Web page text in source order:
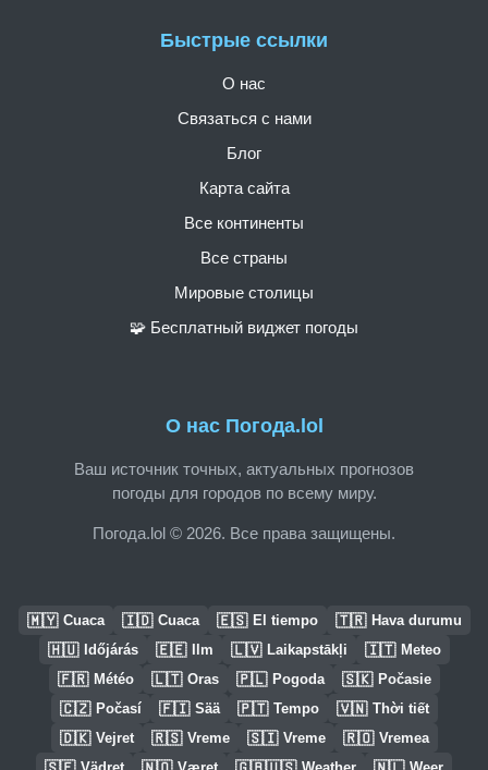
О нас Погода.lol
Ваш источник точных, актуальных прогнозов
погоды для городов по всему миру.
Погода.lol © 2026. Все права защищены.
Быстрые ссылки
О нас
Связаться с нами
Блог
Карта сайта
Все континенты
Все страны
Мировые столицы
🧩 Бесплатный виджет погоды
🇲🇾 Cuaca 🇮🇩 Cuaca 🇪🇸 El tiempo 🇹🇷 Hava durumu
🇭🇺 Időjárás 🇪🇪 Ilm 🇱🇻 Laikapstākļi 🇮🇹 Meteo
🇫🇷 Météo 🇱🇹 Oras 🇵🇱 Pogoda 🇸🇰 Počasie
🇨🇿 Počasí 🇫🇮 Sää 🇵🇹 Tempo 🇻🇳 Thời tiết
🇩🇰 Vejret 🇷🇸 Vreme 🇸🇮 Vreme 🇷🇴 Vremea